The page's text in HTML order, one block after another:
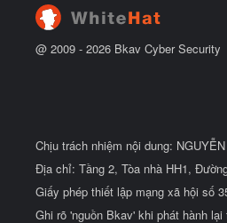
@ 2009 - 2026 Bkav Cyber Security
Chịu trách nhiệm nội dung:
Địa chỉ: Tầng 2, Tòa nhà HH1,
Giấy phép thiết lập mạng xã hội số
Ghi rõ 'nguồn Bkav' khi phát hành